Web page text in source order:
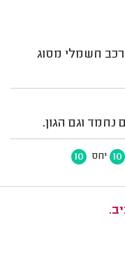
חשמלי מסוג
וגם הגון.
10 יחס 10